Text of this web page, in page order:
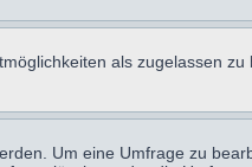
als zugelassen
Um eine Umfrage zu